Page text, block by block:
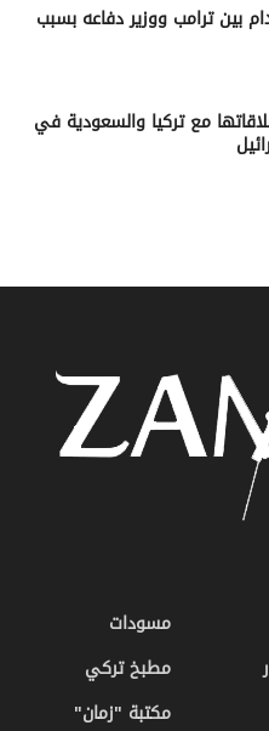
ترامب ووزير دفاعه بسبب
مع تركيا والسعودية في
مسودات
مطبخ تركي
مكتبة "زمان"